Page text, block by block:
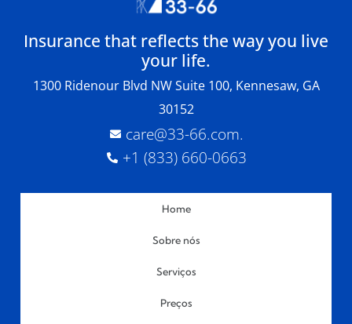
Insurance that reflects the way you live
your life.
1300 Ridenour Blvd NW Suite 100, Kennesaw, GA
30152
care@33-66.com.
+1 (833) 660-0663
Home
Sobre nós
Serviços
Preços